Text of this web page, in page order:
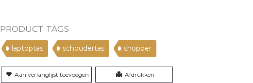
PRODUCT TAGS
laptoptas schoudertas shopper
Aan verlanglijst toevoegen Afdrukken